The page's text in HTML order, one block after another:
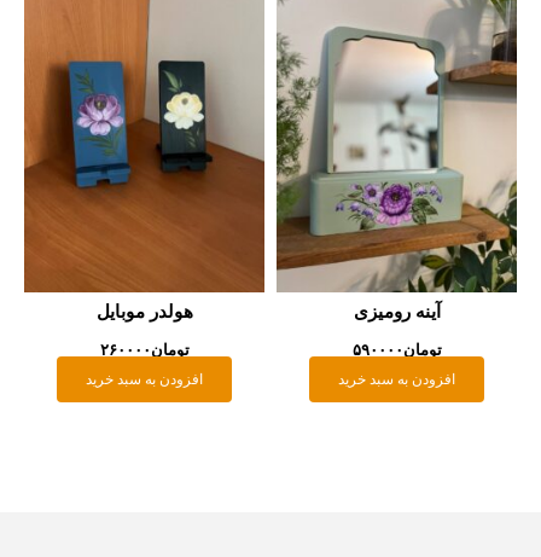
آینه رومیزی
۵۹۰۰۰۰
افزودن به سبد خرید
هولدر موبایل
۲۶۰۰۰۰
افزودن به سبد خرید